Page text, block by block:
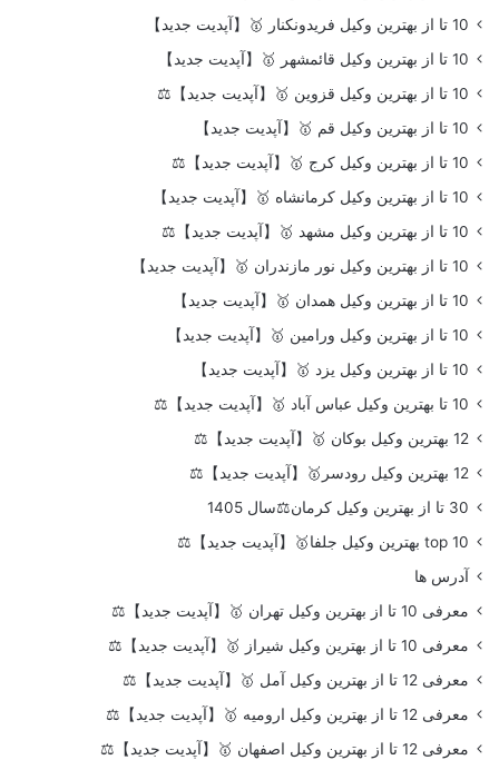
10 تا از بهترین وکیل فریدونکنار 🥇【آپدیت جدید】
10 تا از بهترین وکیل قائمشهر 🥇【آپدیت جدید】
10 تا از بهترین وکیل قزوین 🥇【آپدیت جدید】⚖️
10 تا از بهترین وکیل قم 🥇【آپدیت جدید】
10 تا از بهترین وکیل کرج 🥇【آپدیت جدید】⚖️
10 تا از بهترین وکیل کرمانشاه 🥇【آپدیت جدید】
10 تا از بهترین وکیل مشهد 🥇【آپدیت جدید】⚖️
10 تا از بهترین وکیل نور مازندران 🥇【آپدیت جدید】
10 تا از بهترین وکیل همدان 🥇【آپدیت جدید】
10 تا از بهترین وکیل ورامین 🥇【آپدیت جدید】
10 تا از بهترین وکیل یزد 🥇【آپدیت جدید】
10 تا بهترین وکیل عباس آباد 🥇【آپدیت جدید】⚖️
12 بهترین وکیل بوکان 🥇【آپدیت جدید】⚖️
12 بهترین وکیل رودسر🥇【آپدیت جدید】⚖️
30 تا از بهترین وکیل کرمان⚖️سال 1405
top 10 بهترین وکیل جلفا🥇【آپدیت جدید】⚖️
آدرس ها
معرفی 10 تا از بهترین وکیل تهران 🥇【آپدیت جدید】⚖️
معرفی 10 تا از بهترین وکیل شیراز 🥇【آپدیت جدید】⚖️
معرفی 12 تا از بهترین وکیل آمل 🥇【آپدیت جدید】⚖️
معرفی 12 تا از بهترین وکیل ارومیه 🥇【آپدیت جدید】⚖️
معرفی 12 تا از بهترین وکیل اصفهان 🥇【آپدیت جدید】⚖️